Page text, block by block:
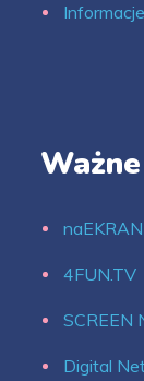
4FUN.TV
SCREEN
Digital